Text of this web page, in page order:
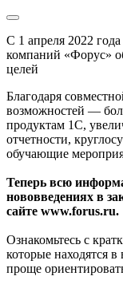
С 1 апреля 2022
компаний «Форус»
целей
Благодаря
возможностей —
продуктам 1С,
отчетности,
обучающие
Теперь всю
нововведениях в
сайте www.forus.ru.
Ознакомьтесь с
которые находятся
проще